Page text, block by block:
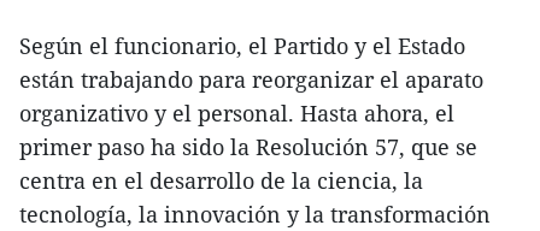
Según el funcionario, el Partido y el Estado
están trabajando para reorganizar el aparato
organizativo y el personal. Hasta ahora, el
primer paso ha sido la Resolución 57, que se
centra en el desarrollo de la ciencia, la
tecnología, la innovación y la transformación